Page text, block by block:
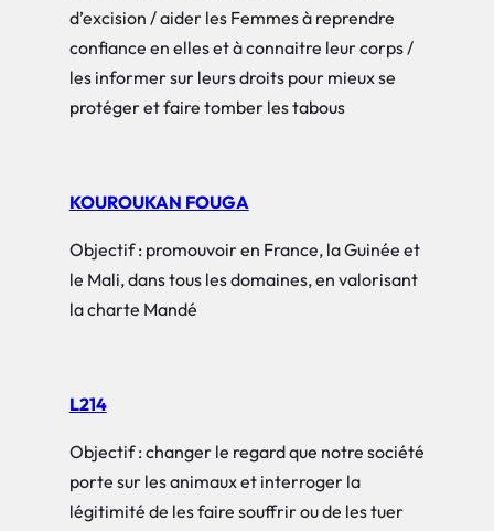
d’excision / aider les Femmes à reprendre
confiance en elles et à connaitre leur corps /
les informer sur leurs droits pour mieux se
protéger et faire tomber les tabous
KOUROUKAN FOUGA
Objectif : promouvoir en France, la Guinée et
le Mali, dans tous les domaines, en valorisant
la charte Mandé
L214
Objectif : changer le regard que notre société
porte sur les animaux et interroger la
légitimité de les faire souffrir ou de les tuer